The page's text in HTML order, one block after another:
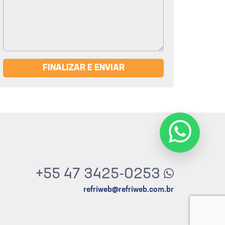
FINALIZAR E ENVIAR
+55 47 3425-0253
refriweb@refriweb.com.br